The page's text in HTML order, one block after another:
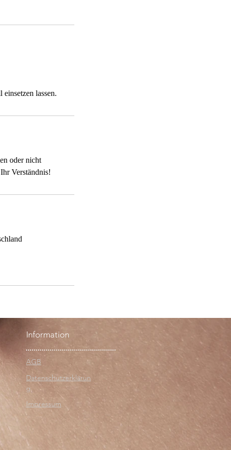
lassen.
oder nicht
Verständnis!
Information
AGB
Datenschutzerklärun
g
Impressum